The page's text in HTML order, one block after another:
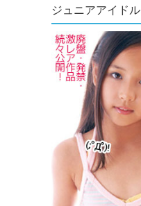
ジュニアアイドル